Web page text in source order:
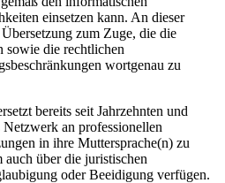
einsetzen kann. An dieser
zum Zuge, die die
sowie die rechtlichen
wortgenau zu
bereits seit Jahrzehnten und
an professionellen
in ihre Muttersprache(n) zu
auch über die juristischen
oder Beeidigung verfügen.